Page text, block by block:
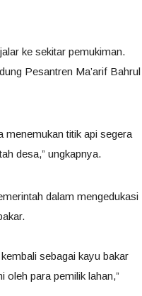
ke sekitar pemukiman.
Pesantren Ma’arif Bahrul
menemukan titik api segera
desa,” ungkapnya.
dalam mengedukasi
sebagai kayu bakar
para pemilik lahan,”